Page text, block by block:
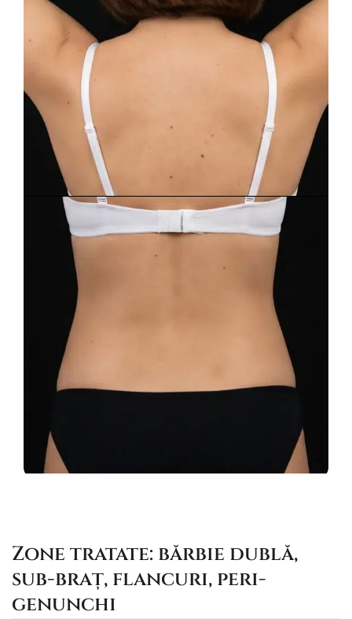
Zone tratate: bărbie dublă,
sub-braț, flancuri, peri-
genunchi